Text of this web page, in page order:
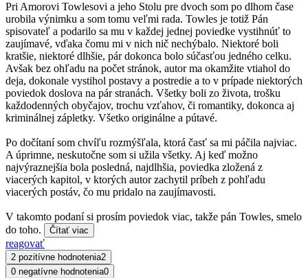
Pri Amorovi Towlesovi a jeho Stolu pre dvoch som po dlhom čase
urobila výnimku a som tomu veľmi rada. Towles je totiž Pán
spisovateľ a podarilo sa mu v každej jednej poviedke vystihnúť to
zaujímavé, vďaka čomu mi v nich nič nechýbalo. Niektoré boli
kratšie, niektoré dlhšie, pár dokonca bolo súčasťou jedného celku.
Avšak bez ohľadu na počet stránok, autor ma okamžite vtiahol do
deja, dokonale vystihol postavy a postredie a to v prípade niektorých
poviedok doslova na pár stranách. Všetky boli zo života, trošku
každodenných obyčajov, trochu vzťahov, či romantiky, dokonca aj
kriminálnej zápletky. Všetko originálne a pútavé.
Po dočítaní som chvíľu rozmýšľala, ktorá časť sa mi páčila najviac.
A úprimne, neskutočne som si užila všetky. Aj keď možno
najvýraznejšia bola posledná, najdlhšia, poviedka zložená z
viacerých kapitol, v ktorých autor zachytil príbeh z pohľadu
viacerých postáv, čo mu pridalo na zaujímavosti.
V takomto podaní si prosím poviedok viac, takže pán Towles, smelo
do toho.
Čítať viac
reagovať
2 pozitívne hodnotenia2
0 negatívne hodnotenia0